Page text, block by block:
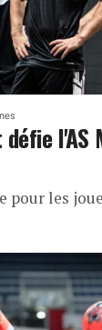
l'AS
pour les